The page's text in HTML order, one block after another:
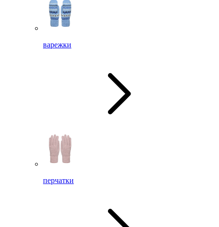
варежки
перчатки